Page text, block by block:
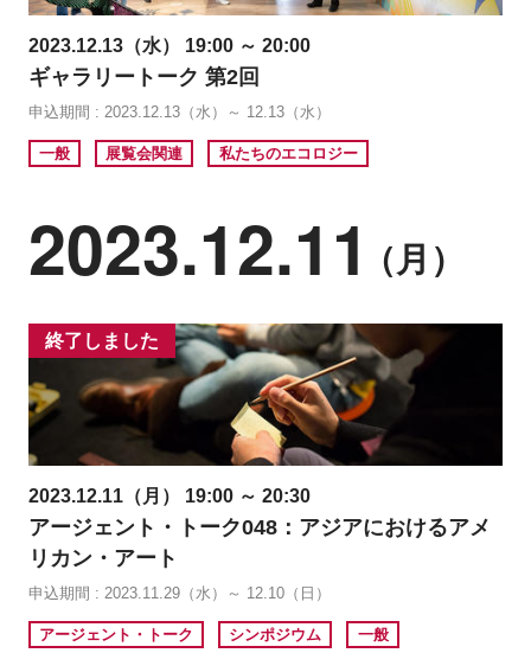
2023.12.13（水） 19:00 ～ 20:00
ギャラリートーク 第2回
申込期間 : 2023.12.13（水）～ 12.13（水）
一般 展覧会関連 私たちのエコロジー
2023.12.11 （月）
終了しました
2023.12.11（月） 19:00 ～ 20:30
アージェント・トーク048：アジアにおけるアメ
リカン・アート
申込期間 : 2023.11.29（水）～ 12.10（日）
アージェント・トーク シンポジウム 一般